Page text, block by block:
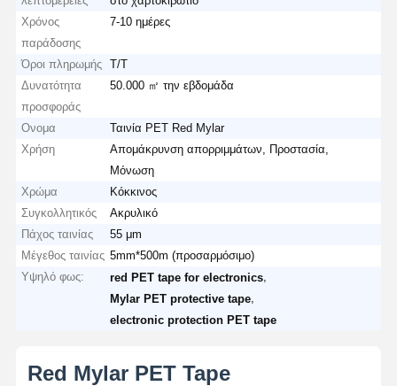
Χρόνος
παράδοσης
7-10 ημέρες
Όροι πληρωμής
T/T
Δυνατότητα
προσφοράς
50.000 ㎡ την εβδομάδα
Ονομα
Ταινία PET Red Mylar
Χρήση
Απομάκρυνση απορριμμάτων, Προστασία,
Μόνωση
Χρώμα
Κόκκινος
Συγκολλητικός
Ακρυλικό
Πάχος ταινίας
55 μm
Μέγεθος ταινίας 5mm*500m (προσαρμόσιμο)
Υψηλό φως:
red PET tape for electronics
Mylar PET protective tape
electronic protection PET tape
Red Mylar PET Tape